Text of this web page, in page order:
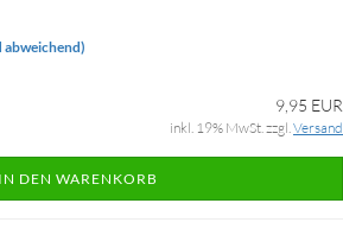
abweichend)
9,95 EUR
inkl. 19% MwSt. zzgl.Versand
IN DEN WARENKORB